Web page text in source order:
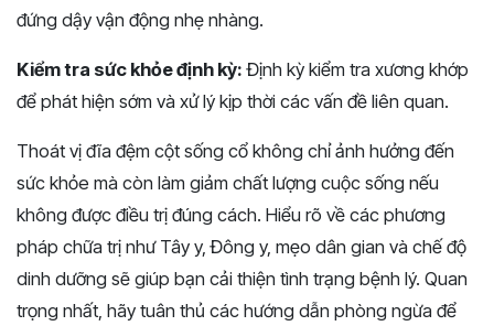
đứng dậy vận động nhẹ nhàng.
Kiểm tra sức khỏe định kỳ: Định kỳ kiểm tra xương khớp
để phát hiện sớm và xử lý kịp thời các vấn đề liên quan.
Thoát vị đĩa đệm cột sống cổ không chỉ ảnh hưởng đến
sức khỏe mà còn làm giảm chất lượng cuộc sống nếu
không được điều trị đúng cách. Hiểu rõ về các phương
pháp chữa trị như Tây y, Đông y, mẹo dân gian và chế độ
dinh dưỡng sẽ giúp bạn cải thiện tình trạng bệnh lý. Quan
trọng nhất, hãy tuân thủ các hướng dẫn phòng ngừa để